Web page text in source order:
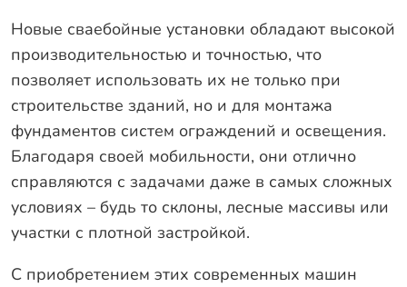
Новые сваебойные установки обладают высокой
производительностью и точностью, что
позволяет использовать их не только при
строительстве зданий, но и для монтажа
фундаментов систем ограждений и освещения.
Благодаря своей мобильности, они отлично
справляются с задачами даже в самых сложных
условиях – будь то склоны, лесные массивы или
участки с плотной застройкой.
С приобретением этих современных машин